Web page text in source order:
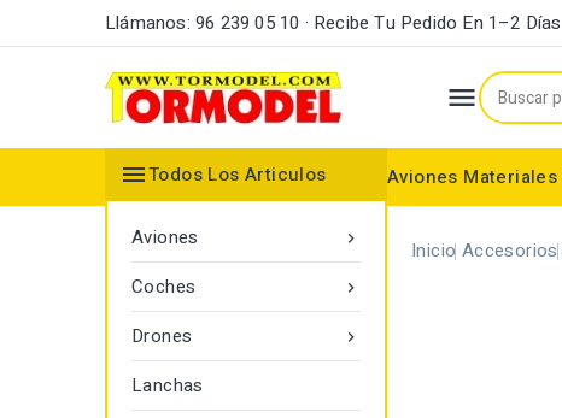
Llámanos: 96 239 05 10 · Recibe Tu Pedido En 1–2 Días

Aviones Materiales
Todos Los Articulos

Aviones

Coches

Drones
Lanchas
Inicio Accesorios